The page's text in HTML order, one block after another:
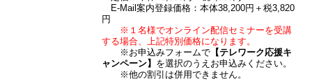
E-Mail案内登録価格：本体38,200円＋税3,820
円
※１名様でオンライン配信セミナーを受講
する場合、上記特別価格になります。
※お申込みフォームで【テレワーク応援キ
ャンペーン】
を選択のうえお申込みください。
※他の割引は併用できません。